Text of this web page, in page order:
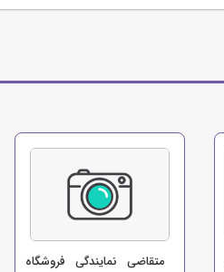
متقاضی نمایندگی فروشگاه